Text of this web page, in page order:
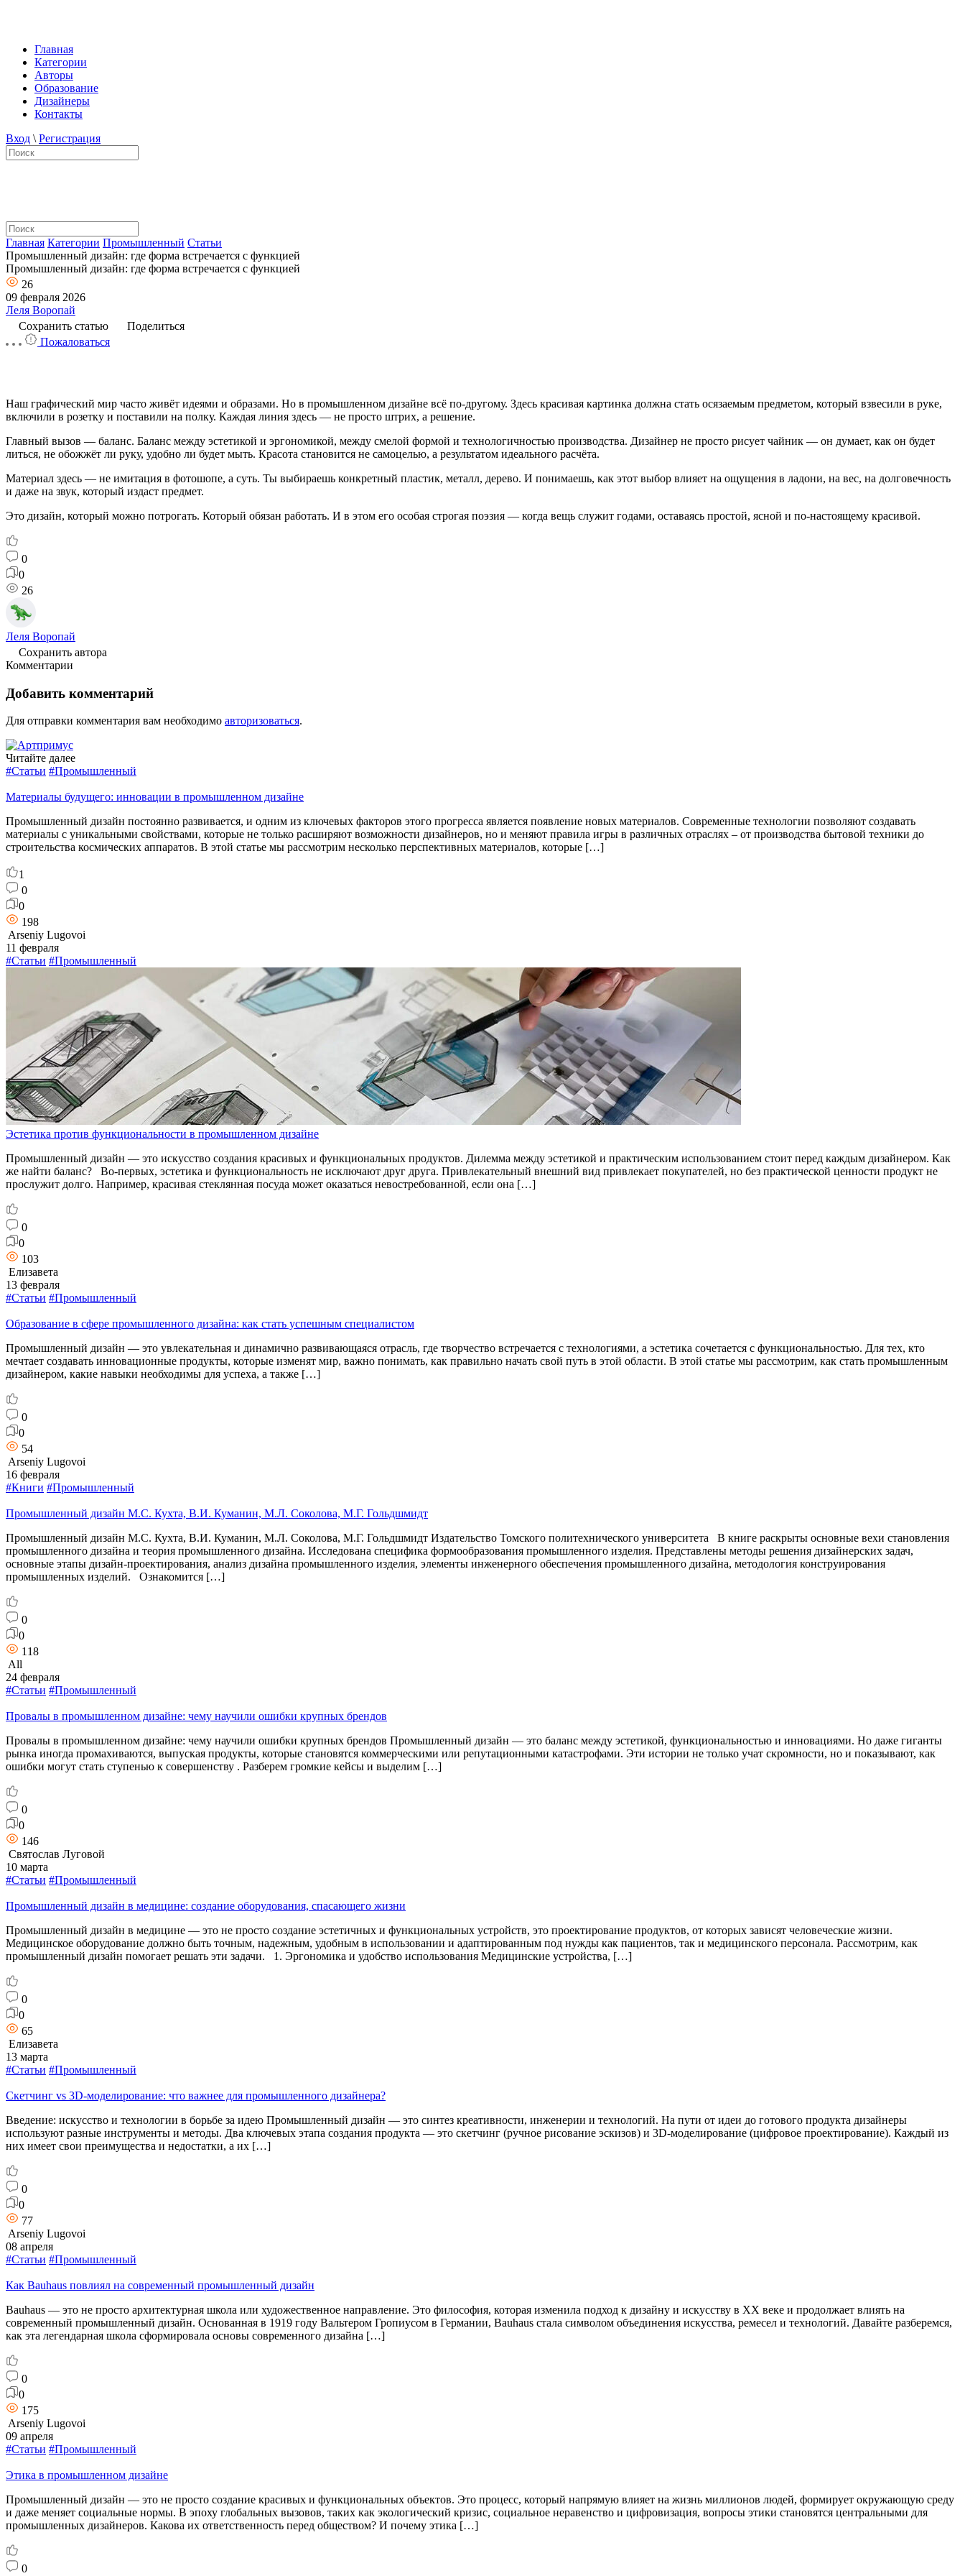
Главная
Категории
Авторы
Образование
Дизайнеры
Контакты
Вход \ Регистрация
Главная Категории Промышленный Статьи
Промышленный дизайн: где форма встречается с функцией
Промышленный дизайн: где форма встречается с функцией
26
09 февраля 2026
Леля Воропай
Сохранить статью
Поделиться
Пожаловаться
Наш графический мир часто живёт идеями и образами. Но в промышленном дизайне всё по-другому. Здесь красивая картинка должна стать осязаемым предметом, который взвесили в руке,
включили в розетку и поставили на полку. Каждая линия здесь — не просто штрих, а решение.
Главный вызов — баланс. Баланс между эстетикой и эргономикой, между смелой формой и технологичностью производства. Дизайнер не просто рисует чайник — он думает, как он будет
литься, не обожжёт ли руку, удобно ли будет мыть. Красота становится не самоцелью, а результатом идеального расчёта.
Материал здесь — не имитация в фотошопе, а суть. Ты выбираешь конкретный пластик, металл, дерево. И понимаешь, как этот выбор влияет на ощущения в ладони, на вес, на долговечность
и даже на звук, который издаст предмет.
Это дизайн, который можно потрогать. Который обязан работать. И в этом его особая строгая поэзия — когда вещь служит годами, оставаясь простой, ясной и по-настоящему красивой.
0
0
26
Леля Воропай
Сохранить автора
Комментарии
Добавить комментарий
Для отправки комментария вам необходимо авторизоваться.
Читайте далее
#Статьи #Промышленный
Материалы будущего: инновации в промышленном дизайне
Промышленный дизайн постоянно развивается, и одним из ключевых факторов этого прогресса является появление новых материалов. Современные технологии позволяют создавать
материалы с уникальными свойствами, которые не только расширяют возможности дизайнеров, но и меняют правила игры в различных отраслях – от производства бытовой техники до
строительства космических аппаратов. В этой статье мы рассмотрим несколько перспективных материалов, которые […]
1
0
0
198
Arseniy Lugovoi
11 февраля
#Статьи #Промышленный
Эстетика против функциональности в промышленном дизайне
Промышленный дизайн — это искусство создания красивых и функциональных продуктов. Дилемма между эстетикой и практическим использованием стоит перед каждым дизайнером. Как
же найти баланс? Во-первых, эстетика и функциональность не исключают друг друга. Привлекательный внешний вид привлекает покупателей, но без практической ценности продукт не
прослужит долго. Например, красивая стеклянная посуда может оказаться невостребованной, если она […]
0
0
103
Елизавета
13 февраля
#Статьи #Промышленный
Образование в сфере промышленного дизайна: как стать успешным специалистом
Промышленный дизайн — это увлекательная и динамично развивающаяся отрасль, где творчество встречается с технологиями, а эстетика сочетается с функциональностью. Для тех, кто
мечтает создавать инновационные продукты, которые изменят мир, важно понимать, как правильно начать свой путь в этой области. В этой статье мы рассмотрим, как стать промышленным
дизайнером, какие навыки необходимы для успеха, а также […]
0
0
54
Arseniy Lugovoi
16 февраля
#Книги #Промышленный
Промышленный дизайн М.С. Кухта, В.И. Куманин, М.Л. Соколова, М.Г. Гольдшмидт
Промышленный дизайн М.С. Кухта, В.И. Куманин, М.Л. Соколова, М.Г. Гольдшмидт Издательство Томского политехнического университета В книге раскрыты основные вехи становления
промышленного дизайна и теория промышленного дизайна. Исследована специфика формообразования промышленного изделия. Представлены методы решения дизайнерских задач,
основные этапы дизайн-проектирования, анализ дизайна промышленного изделия, элементы инженерного обеспечения промышленного дизайна, методология конструирования
промышленных изделий. Ознакомится […]
0
0
118
All
24 февраля
#Статьи #Промышленный
Провалы в промышленном дизайне: чему научили ошибки крупных брендов
Провалы в промышленном дизайне: чему научили ошибки крупных брендов Промышленный дизайн — это баланс между эстетикой, функциональностью и инновациями. Но даже гиганты
рынка иногда промахиваются, выпуская продукты, которые становятся коммерческими или репутационными катастрофами. Эти истории не только учат скромности, но и показывают, как
ошибки могут стать ступенью к совершенству . Разберем громкие кейсы и выделим […]
0
0
146
Святослав Луговой
10 марта
#Статьи #Промышленный
Промышленный дизайн в медицине: создание оборудования, спасающего жизни
Промышленный дизайн в медицине — это не просто создание эстетичных и функциональных устройств, это проектирование продуктов, от которых зависят человеческие жизни.
Медицинское оборудование должно быть точным, надежным, удобным в использовании и адаптированным под нужды как пациентов, так и медицинского персонала. Рассмотрим, как
промышленный дизайн помогает решать эти задачи. 1. Эргономика и удобство использования Медицинские устройства, […]
0
0
65
Елизавета
13 марта
#Статьи #Промышленный
Скетчинг vs 3D-моделирование: что важнее для промышленного дизайнера?
Введение: искусство и технологии в борьбе за идею Промышленный дизайн — это синтез креативности, инженерии и технологий. На пути от идеи до готового продукта дизайнеры
используют разные инструменты и методы. Два ключевых этапа создания продукта — это скетчинг (ручное рисование эскизов) и 3D-моделирование (цифровое проектирование). Каждый из
них имеет свои преимущества и недостатки, а их […]
0
0
77
Arseniy Lugovoi
08 апреля
#Статьи #Промышленный
Как Bauhaus повлиял на современный промышленный дизайн
Bauhaus — это не просто архитектурная школа или художественное направление. Это философия, которая изменила подход к дизайну и искусству в XX веке и продолжает влиять на
современный промышленный дизайн. Основанная в 1919 году Вальтером Гропиусом в Германии, Bauhaus стала символом объединения искусства, ремесел и технологий. Давайте разберемся,
как эта легендарная школа сформировала основы современного дизайна […]
0
0
175
Arseniy Lugovoi
09 апреля
#Статьи #Промышленный
Этика в промышленном дизайне
Промышленный дизайн — это не просто создание красивых и функциональных объектов. Это процесс, который напрямую влияет на жизнь миллионов людей, формирует окружающую среду
и даже меняет социальные нормы. В эпоху глобальных вызовов, таких как экологический кризис, социальное неравенство и цифровизация, вопросы этики становятся центральными для
промышленных дизайнеров. Какова их ответственность перед обществом? И почему этика […]
0